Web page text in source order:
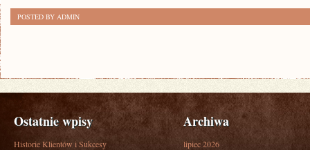
POSTED BY ADMIN
Ostatnie wpisy
Historie Klientów i Sukcesy
Archiwa
lipiec 2026